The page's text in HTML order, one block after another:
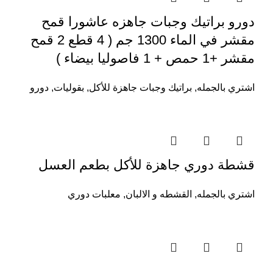
دورو براتيك وجبات جاهزه عاشورا قمح
مقشر في الماء 1300 جم ( 4 قطع 2 قمح
مقشر +1 حمص + 1 فاصوليا بيضاء )
اشتري بالجمله, براتيك وجبات جاهزة للأكل, بقوليات, دورو
قشطة دوري جاهزة للأكل بطعم العسل
اشتري بالجمله, القشطه و الالبان, معلبات دوري